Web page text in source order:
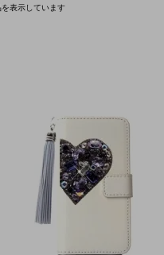
表示しています